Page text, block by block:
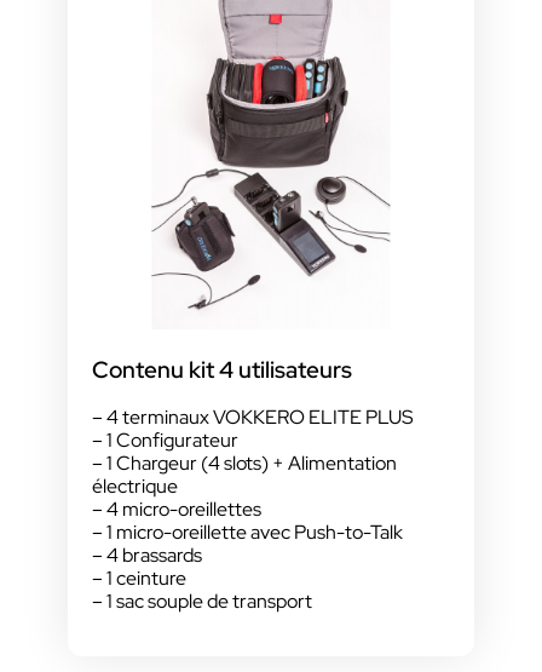
Contenu kit 4 utilisateurs
– 4 terminaux VOKKERO ELITE PLUS
– 1 Configurateur
– 1 Chargeur (4 slots) + Alimentation
électrique
– 4 micro-oreillettes
– 1 micro-oreillette avec Push-to-Talk
– 4 brassards
– 1 ceinture
– 1 sac souple de transport